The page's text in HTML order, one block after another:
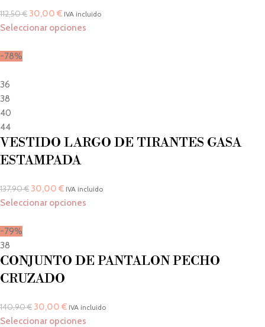
112,50€ 30,00 € IVA incluido
Seleccionar opciones
-78%
36
38
40
44
VESTIDO LARGO DE TIRANTES GASA
ESTAMPADA
137,90€ 30,00 € IVA incluido
Seleccionar opciones
-79%
38
CONJUNTO DE PANTALON PECHO
CRUZADO
140,90€ 30,00 € IVA incluido
Seleccionar opciones